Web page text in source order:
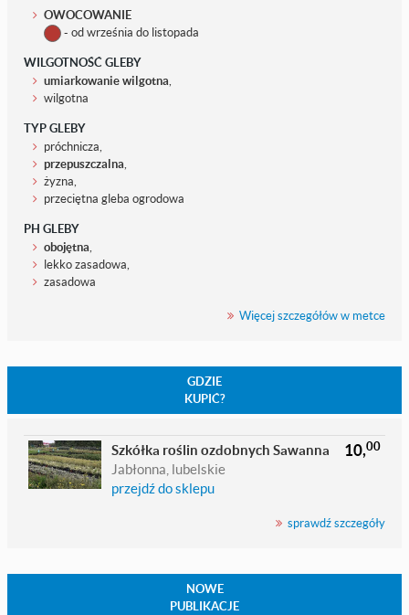
OWOCOWANIE
- od września do listopada
WILGOTNOŚĆ GLEBY
umiarkowanie wilgotna
wilgotna
TYP GLEBY
próchnicza,
przepuszczalna
żyzna,
przeciętna gleba ogrodowa
PH GLEBY
obojętna
lekko zasadowa,
zasadowa
Więcej szczegółów w metce
GDZIE
KUPIĆ?
Szkółka roślin ozdobnych Sawanna
Jabłonna, lubelskie
przejdź do sklepu
10,00
sprawdź szczegóły
NOWE
PUBLIKACJE